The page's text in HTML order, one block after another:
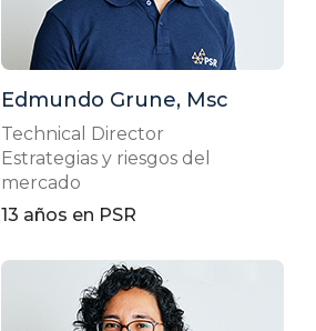
Edmundo Grune, Msc
Technical Director
Estrategias y riesgos del
mercado
13 años en PSR